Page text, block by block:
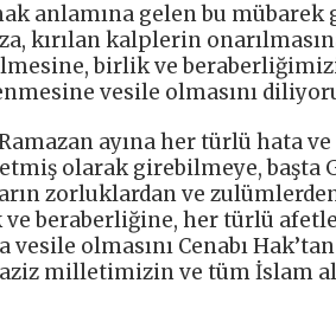
anlamına gelen bu mübarek
kırılan kalplerin
birlik ve
vesile olmasını
ayına her türlü hata
olarak girebilmeye, başta
zorluklardan ve
beraberliğine, her türlü
olmasını Cenabı
milletimizin ve tüm İslam